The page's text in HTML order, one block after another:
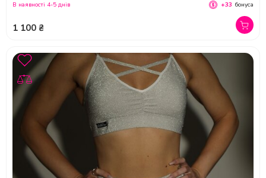
1 100 ₴
В наявності 4-5 днів +33 бонуса